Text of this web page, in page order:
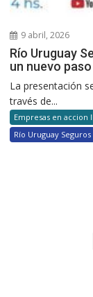
9 abril, 2026
Río Uruguay
un nuevo
La presentación
través de...
Empresas en accion II
Río Uruguay Seguros